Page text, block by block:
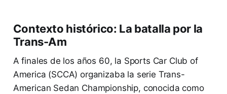
Contexto histórico: La batalla por la
Trans-Am
A finales de los años 60, la Sports Car Club of
America (SCCA) organizaba la serie Trans-
American Sedan Championship, conocida como